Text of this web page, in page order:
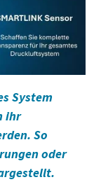
System
ihr
So
oder